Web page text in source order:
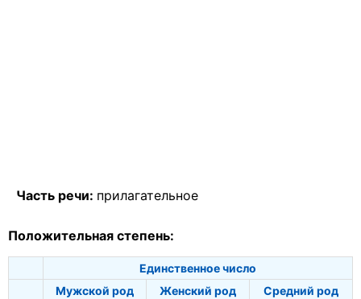
Часть речи: прилагательное
Положительная степень:
Единственное число
Мужской род
Женский род
Средний род